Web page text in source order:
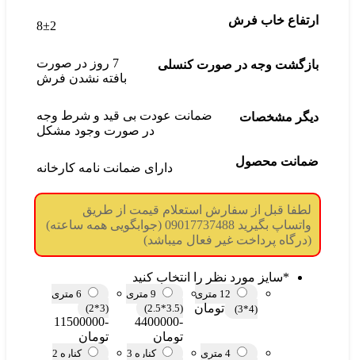
ارتفاع خاب فرش 8±2
بازگشت وجه در صورت کنسلی
7 روز در صورت
بافته نشدن فرش
دیگر مشخصات
ضمانت عودت بی قید و شرط وجه
در صورت وجود مشکل
ضمانت محصول دارای ضمانت نامه کارخانه
لطفا قبل از سفارش استعلام قیمت از طریق
واتساپ بگیرید 09017737488 (جوابگویی همه ساعته)
(درگاه پرداخت غیر فعال میباشد)
*سایز مورد نظر را انتخاب کنید
12 متری
(4*3)
تومان
9 متری
(3.5*2.5)
-4400000
تومان
6 متری
(3*2)
-11500000
تومان
4 متری
کناره 3
کناره 2